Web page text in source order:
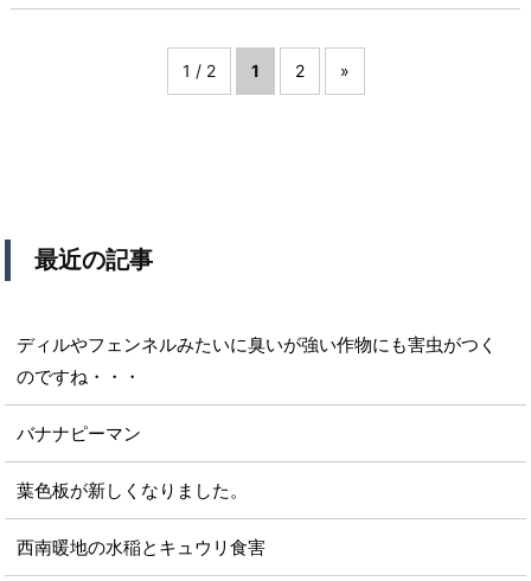
1 / 2 1 2 »
最近の記事
ディルやフェンネルみたいに臭いが強い作物にも害虫がつく
のですね・・・
バナナピーマン
葉色板が新しくなりました。
西南暖地の水稲とキュウリ食害